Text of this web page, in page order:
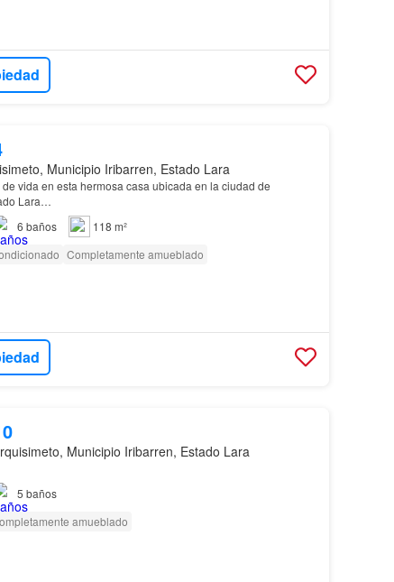
Municipio Iribarren, Estado Lara
vida en esta hermosa casa ubicada en la ciudad de
Lara…
6 baños
118 m²
Completamente amueblado
Municipio Iribarren, Estado Lara
5 baños
amueblado